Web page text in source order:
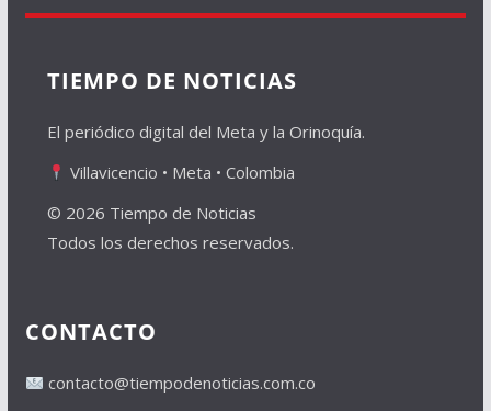
TIEMPO DE NOTICIAS
El periódico digital del Meta y la Orinoquía.
Villavicencio • Meta • Colombia
© 2026 Tiempo de Noticias
Todos los derechos reservados.
CONTACTO
contacto@tiempodenoticias.com.co